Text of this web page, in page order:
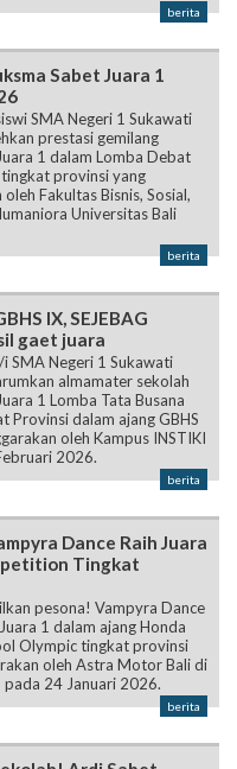
berita
Sabet Juara 1
SMA Negeri 1 Sukawati
prestasi gemilang
1 dalam Lomba Debat
provinsi yang
Fakultas Bisnis, Sosial,
Universitas Bali
berita
IX, SEJEBAG
gaet juara
i SMA Negeri 1 Sukawati
almamater sekolah
1 Lomba Tata Busana
Provinsi dalam ajang GBHS
oleh Kampus INSTIKI
2026.
berita
Dance Raih Juara
Tingkat
pesona! Vampyra Dance
1 dalam ajang Honda
Olympic tingkat provinsi
oleh Astra Motor Bali di
pada 24 Januari 2026.
berita